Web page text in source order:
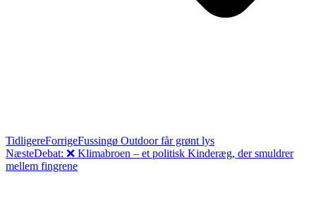
TidligereForrigeFussingø Outdoor får grønt lys
NæsteDebat: ❌ Klimabroen – et politisk Kinderæg, der smuldrer
mellem fingrene